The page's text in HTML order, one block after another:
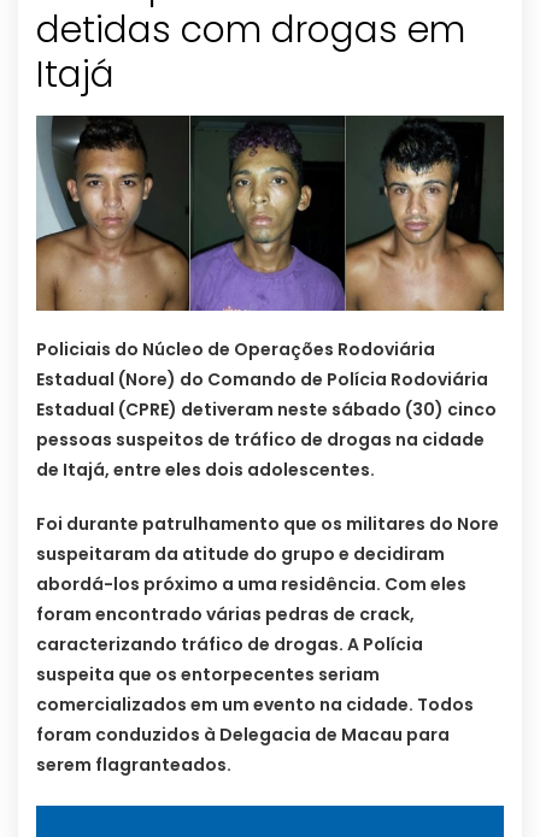
detidas com drogas em
Policiais do Núcleo de Operações Rodoviária
Estadual (Nore) do Comando de Polícia Rodoviária
Estadual (CPRE) detiveram neste sábado (30) cinco
pessoas suspeitos de tráfico de drogas na cidade
de Itajá, entre eles dois adolescentes.
Foi durante patrulhamento que os militares do Nore
suspeitaram da atitude do grupo e decidiram
abordá-los próximo a uma residência. Com eles
foram encontrado várias pedras de crack,
caracterizando tráfico de drogas. A Polícia
suspeita que os entorpecentes seriam
comercializados em um evento na cidade. Todos
foram conduzidos à Delegacia de Macau para
serem flagranteados.